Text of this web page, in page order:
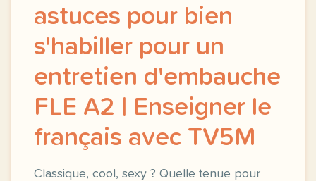
astuces pour bien
s'habiller pour un
entretien d'embauche
FLE A2 | Enseigner le
français avec TV5M
Classique, cool, sexy ? Quelle tenue pour